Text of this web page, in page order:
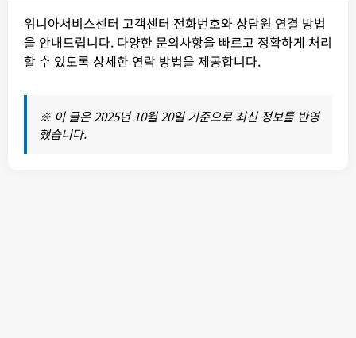
위니아서비스센터 고객센터 전화번호와 상담원 연결 방법
을 안내드립니다. 다양한 문의사항을 빠르고 정확하게 처리
할 수 있도록 상세한 연락 방법을 제공합니다.
※ 이 글은 2025년 10월 20일 기준으로 최신 정보를 반영
했습니다.